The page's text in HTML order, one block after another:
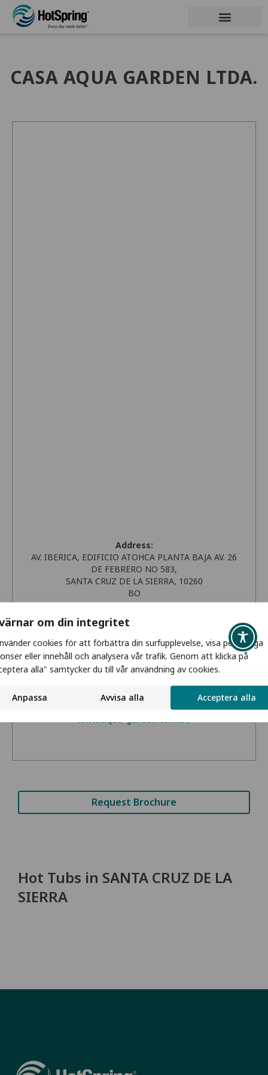
om din integritet
cookies för att förbättra din surfupplevelse, visa personliga
eller innehåll och analysera vår trafik. Genom att klicka på
alla" samtycker du till vår användning av cookies.
Anpassa Avvisa alla Acceptera alla
CASA AQUA GARDEN LTDA.
Address:
AV. IBERICA, EDIFICIO ATOHCA PLANTA BAJA AV. 26
DE FEBRERO NO 583,
SANTA CRUZ DE LA SIERRA, 10260
BO
Get Directions
Phone:
+591 3 355 1001
Email:
informaciones@aqua-garden.com.bo
www.aqua-garden.com.bo
Request Brochure
Hot Tubs in SANTA CRUZ DE LA
SIERRA